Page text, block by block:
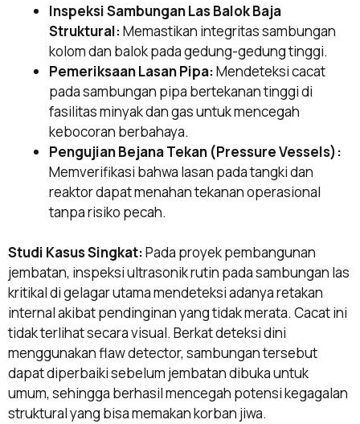
Inspeksi Sambungan Las Balok Baja
Struktural:Memastikan integritas sambungan
kolom dan balok pada gedung-gedung tinggi.
Pemeriksaan Lasan Pipa:Mendeteksi cacat
pada sambungan pipa bertekanan tinggi di
fasilitas minyak dan gas untuk mencegah
kebocoran berbahaya.
Pengujian Bejana Tekan (Pressure Vessels):
Memverifikasi bahwa lasan pada tangki dan
reaktor dapat menahan tekanan operasional
tanpa risiko pecah.
Studi Kasus Singkat:Pada proyek pembangunan
jembatan, inspeksi ultrasonik rutin pada sambungan las
kritikal di gelagar utama mendeteksi adanya retakan
internal akibat pendinginan yang tidak merata. Cacat ini
tidak terlihat secara visual. Berkat deteksi dini
menggunakan flaw detector, sambungan tersebut
dapat diperbaiki sebelum jembatan dibuka untuk
umum, sehingga berhasil mencegah potensi kegagalan
struktural yang bisa memakan korban jiwa.